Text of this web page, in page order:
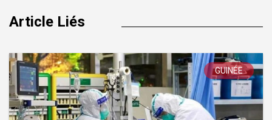
Article Liés
GUINÉE